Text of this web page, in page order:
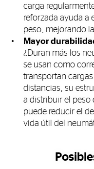
carga
reforzada ayuda a
peso, mejorando
Mayor
¿Duran más los
se usan como
transportan
distancias, su
a distribuir el peso
puede reducir el
vida útil del